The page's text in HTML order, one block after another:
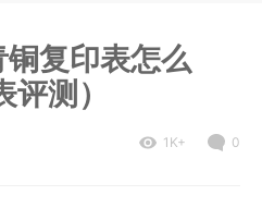
复印表怎么
测）
1K+ 0